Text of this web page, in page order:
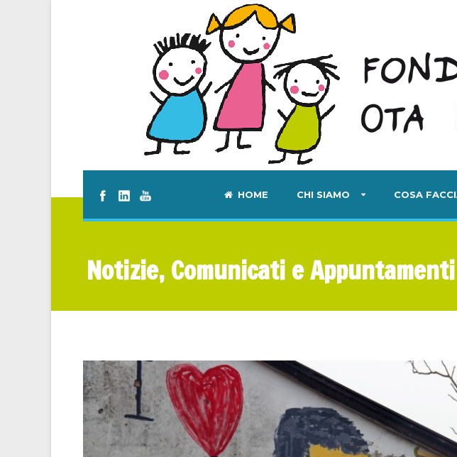
HOME CHI SIAMO COSA
Notizie, Comunicati e Appuntamenti